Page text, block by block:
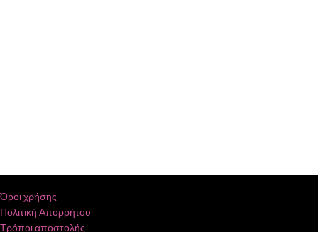
Όροι χρήσης
Πολιτική Απορρήτου
Τρόποι αποστολής